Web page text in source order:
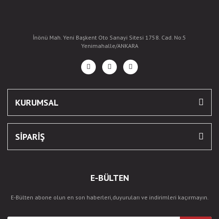
İnönü Mah. Yeni Başkent Oto Sanayi Sitesi 1758. Cad. No:5
Yenimahalle/ANKARA
KURUMSAL
SİPARİŞ
E-BÜLTEN
E-Bülten abone olun en son haberleri,duyuruları ve indirimleri kaçırmayın.